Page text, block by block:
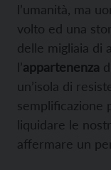
l’umanità, ma
volto ed una
delle migliaia di
l’appartenenza
un’isola di
semplificazione
liquidare le
affermare un